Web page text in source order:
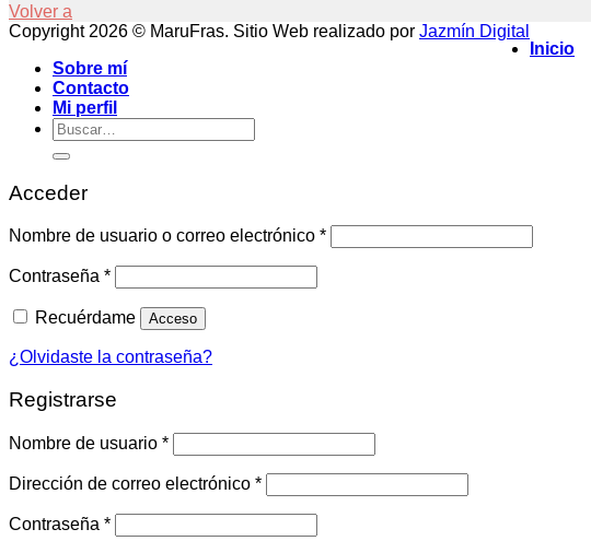
Volver a
Copyright 2026 © MaruFras. Sitio Web realizado por Jazmín Digital
Inicio
Sobre mí
Contacto
Mi perfil
Buscar
por:
Acceder
Nombre de usuario o correo electrónico *Obligatorio
Contraseña *Obligatorio
Recuérdame Acceso
¿Olvidaste la contraseña?
Registrarse
Nombre de usuario *Obligatorio
Dirección de correo electrónico *Obligatorio
Contraseña *Obligatorio